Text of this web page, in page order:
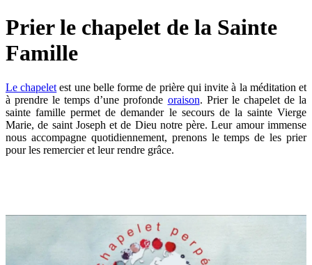
Prier le chapelet de la Sainte
Famille
Le chapelet est une belle forme de prière qui invite à la méditation et
à prendre le temps d’une profonde oraison. Prier le chapelet de la
sainte famille permet de demander le secours de la sainte Vierge
Marie, de saint Joseph et de Dieu notre père. Leur amour immense
nous accompagne quotidiennement, prenons le temps de les prier
pour les remercier et leur rendre grâce.